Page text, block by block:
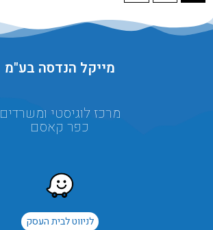
מייקל הנדסה בע"מ
מרכז לוגיסטי ומשרדים
כפר קאסם
לניווט לבית העסק